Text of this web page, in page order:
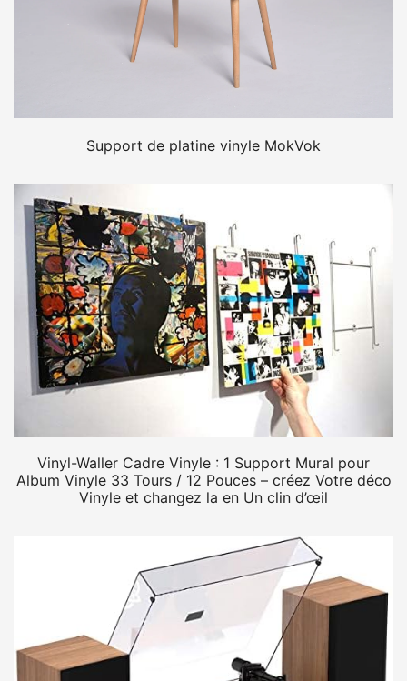
Support de platine vinyle MokVok
Vinyl-Waller Cadre Vinyle : 1 Support Mural pour
Album Vinyle 33 Tours / 12 Pouces – créez Votre déco
Vinyle et changez la en Un clin d’œil